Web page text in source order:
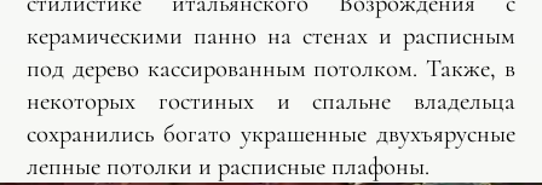
керамическими панно на стенах и расписным
под дерево кассированным потолком. Также, в
некоторых гостиных и спальне владельца
сохранились богато украшенные двухъярусные
лепные потолки и расписные плафоны.